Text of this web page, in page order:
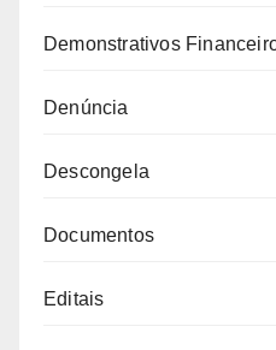
Demonstrativos
Denúncia
Descongela
Documentos
Editais